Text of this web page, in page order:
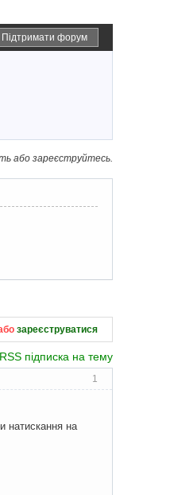
Підтримати форум
або зареєструйтесь.
зареєструватися
RSS підписка на тему
1
натискання на